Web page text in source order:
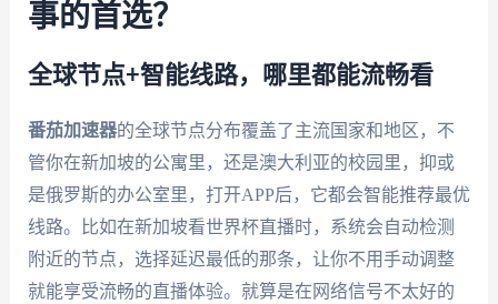
事的首选？
全球节点+智能线路，哪里都能流畅看
番茄加速器的全球节点分布覆盖了主流国家和地区，不
管你在新加坡的公寓里，还是澳大利亚的校园里，抑或
是俄罗斯的办公室里，打开APP后，它都会智能推荐最优
线路。比如在新加坡看世界杯直播时，系统会自动检测
附近的节点，选择延迟最低的那条，让你不用手动调整
就能享受流畅的直播体验。就算是在网络信号不太好的